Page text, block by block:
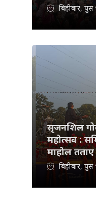
बिहीबार,
सृजनशिल
महोत्सव :
माहोल तताए
बिहीबार,